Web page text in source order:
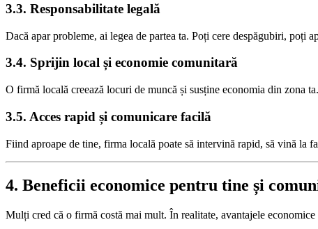
3.3. Responsabilitate legală
Dacă apar probleme, ai legea de partea ta. Poți cere despăgubiri, poți
3.4. Sprijin local și economie comunitară
O firmă locală creează locuri de muncă și susține economia din zona
3.5. Acces rapid și comunicare facilă
Fiind aproape de tine, firma locală poate să intervină rapid, să vină la
4. Beneficii economice pentru tine și
Mulți cred că o firmă costă mai mult. În realitate, avantajele economice